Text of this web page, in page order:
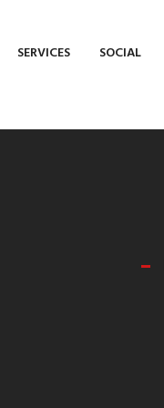
SERVICES SOCIAL